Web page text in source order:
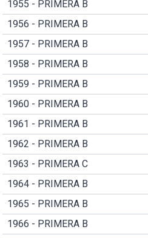
1955 - PRIMERA B
1956 - PRIMERA B
1957 - PRIMERA B
1958 - PRIMERA B
1959 - PRIMERA B
1960 - PRIMERA B
1961 - PRIMERA B
1962 - PRIMERA B
1963 - PRIMERA C
1964 - PRIMERA B
1965 - PRIMERA B
1966 - PRIMERA B